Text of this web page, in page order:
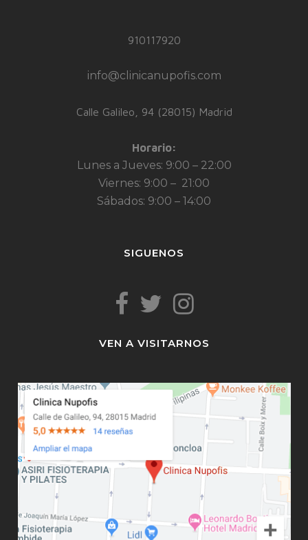
910117920
info@clinicanupofis.com
Calle Galileo, 94 (28015) Madrid
Horario:
Lunes a Jueves: 9:00 – 22:00
Viernes: 9:00 – 21:00
Sábados: 9:00 – 14:00
SIGUENOS
VEN A VISITARNOS